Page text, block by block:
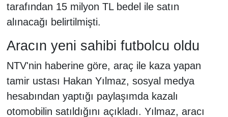
tarafından 15 milyon TL bedel ile satın
alınacağı belirtilmişti.
Aracın yeni sahibi futbolcu oldu
NTV'nin haberine göre, araç ile kaza yapan
tamir ustası Hakan Yılmaz, sosyal medya
hesabından yaptığı paylaşımda kazalı
otomobilin satıldığını açıkladı. Yılmaz, aracı